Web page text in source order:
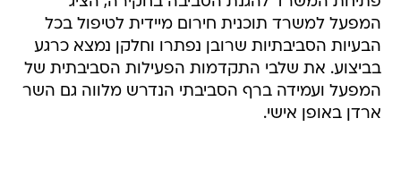
המפעל למשרד תוכנית חירום מיידית לטיפול בכל
הבעיות הסביבתיות שרובן נפתרו וחלקן נמצא כרגע
בביצוע. את שלבי התקדמות הפעילות הסביבתית של
המפעל ועמידה ברף הסביבתי הנדרש מלווה גם השר
ארדן באופן אישי.